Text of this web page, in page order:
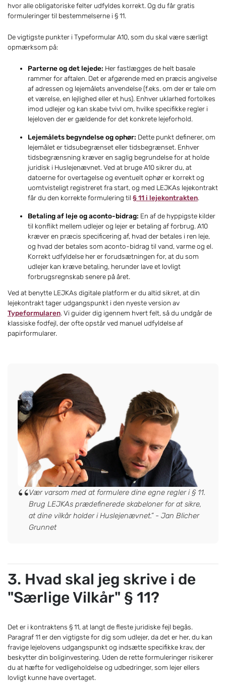
hvor alle obligatoriske felter udfyldes korrekt. Og du får gratis
formuleringer til bestemmelserne i § 11.
De vigtigste punkter i Typeformular A10, som du skal være særligt
opmærksom på:
Parterne og det lejede: Her fastlægges de helt basale
rammer for aftalen. Det er afgørende med en præcis angivelse
af adressen og lejemålets anvendelse (f.eks. om der er tale om
et værelse, en lejlighed eller et hus). Enhver uklarhed fortolkes
imod udlejer og kan skabe tvivl om, hvilke specifikke regler i
lejeloven der er gældende for det konkrete lejeforhold.
Lejemålets begyndelse og ophør: Dette punkt definerer, om
lejemålet er tidsubegrænset eller tidsbegrænset. Enhver
tidsbegrænsning kræver en saglig begrundelse for at holde
juridisk i Huslejenævnet. Ved at bruge A10 sikrer du, at
datoerne for overtagelse og eventuelt ophør er korrekt og
uomtvisteligt registreret fra start, og med LEJKAs lejekontrakt
får du den korrekte formulering til § 11 i lejekontrakten.
Betaling af leje og aconto-bidrag: En af de hyppigste kilder
til konflikt mellem udlejer og lejer er betaling af forbrug. A10
kræver en præcis specificering af, hvad der betales i ren leje,
og hvad der betales som aconto-bidrag til vand, varme og el.
Korrekt udfyldelse her er forudsætningen for, at du som
udlejer kan kræve betaling, herunder lave et lovligt
forbrugsregnskab senere på året.
Ved at benytte LEJKAs digitale platform er du altid sikret, at din
lejekontrakt tager udgangspunkt i den nyeste version av
Typeformularen. Vi guider dig igennem hvert felt, så du undgår de
klassiske fodfejl, der ofte opstår ved manuel udfyldelse af
papirformularer.
“Vær varsom med at formulere dine egne regler i § 11.
Brug LEJKAs prædefinerede skabeloner for at sikre,
at dine vilkår holder i Huslejenævnet.” - Jan Blicher
Grunnet
3. Hvad skal jeg skrive i de
"Særlige Vilkår" § 11?
Det er i kontraktens § 11, at langt de fleste juridiske fejl begås.
Paragraf 11 er den vigtigste for dig som udlejer, da det er her, du kan
fravige lejelovens udgangspunkt og indsætte specifikke krav, der
beskytter din boliginvestering. Uden de rette formuleringer risikerer
du at hæfte for vedligeholdelse og udbedringer, som lejer ellers
lovligt kunne have overtaget.